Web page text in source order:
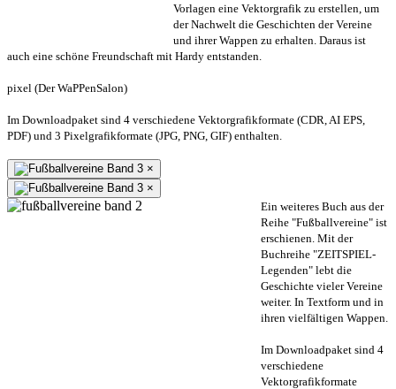
Vorlagen eine Vektorgrafik zu erstellen, um
der Nachwelt die Geschichten der Vereine
und ihrer Wappen zu erhalten. Daraus ist
auch eine schöne Freundschaft mit Hardy entstanden.
pixel (Der WaPPenSalon)
Im Downloadpaket sind 4 verschiedene Vektorgrafikformate (CDR, AI EPS,
PDF) und 3 Pixelgrafikformate (JPG, PNG, GIF) enthalten.
×
×
Ein weiteres Buch aus der
Reihe "Fußballvereine" ist
erschienen. Mit der
Buchreihe "ZEITSPIEL-
Legenden" lebt die
Geschichte vieler Vereine
weiter. In Textform und in
ihren vielfältigen Wappen.
Im Downloadpaket sind 4
verschiedene
Vektorgrafikformate